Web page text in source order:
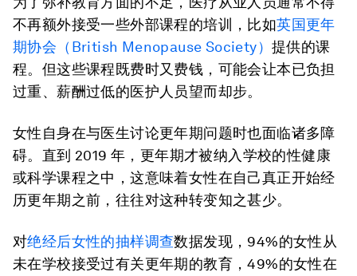
不再额外接受一些外部课程的培训，比如英国更年
期协会（British Menopause Society） 提供的课
程。但这些课程既费时又费钱，可能会让本已负担
过重、薪酬过低的医护人员望而却步。
女性自身在与医生讨论更年期问题时也面临诸多障
碍。直到 2019 年，更年期才被纳入学校的性健康
或科学课程之中，这意味着女性在自己真正开始经
历更年期之前，往往对这种转变知之甚少。
对绝经后女性的抽样调查数据发现，94%的女性从
未在学校接受过有关更年期的教育，49%的女性在